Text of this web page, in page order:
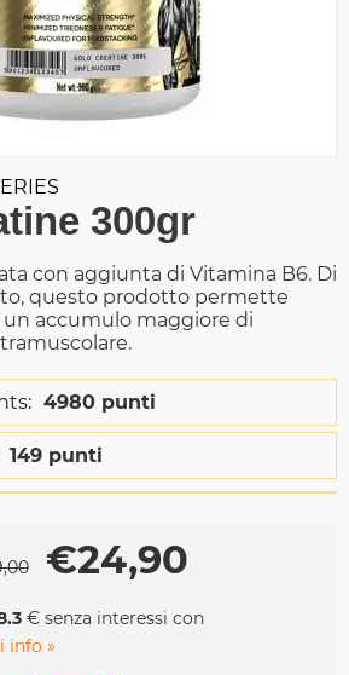
300gr
con aggiunta di Vitamina B6. Di
questo prodotto permette
accumulo maggiore di
4980 punti
149 punti
€24,90
€ senza interessi con
info »